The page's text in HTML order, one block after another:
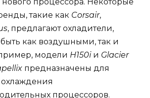
такие как Corsair,
, предлагают охладители,
как воздушными, так и
модели H150iи Glacier
предназначены для
процессоров.